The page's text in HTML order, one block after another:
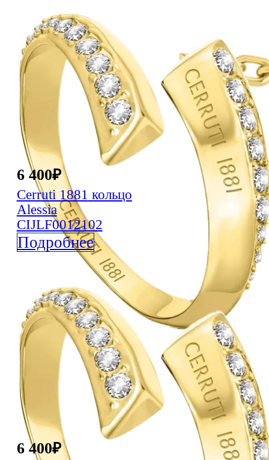
6 400₽
Cerruti 1881 кольцо
Alessia
CIJLF0012102
Подробнее
6 400₽